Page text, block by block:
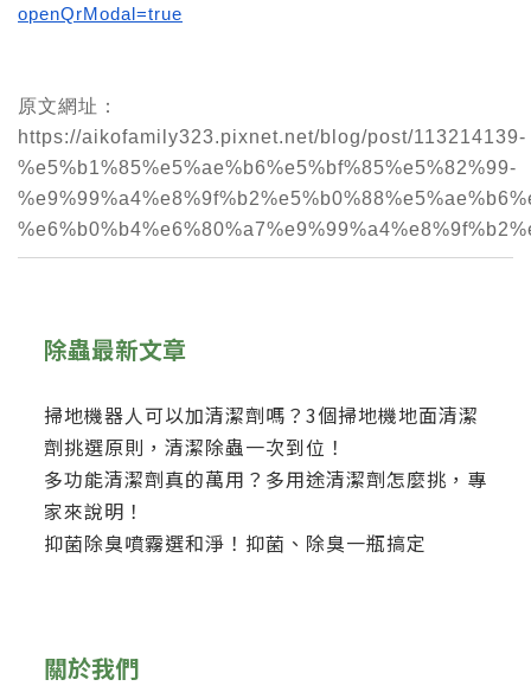
openQrModal=true
原文網址：
https://aikofamily323.pixnet.net/blog/post/113214139-
%e5%b1%85%e5%ae%b6%e5%bf%85%e5%82%99-
除蟲最新文章
掃地機器人可以加清潔劑嗎？3個掃地機地面清潔
劑挑選原則，清潔除蟲一次到位！
多功能清潔劑真的萬用？多用途清潔劑怎麼挑，專
家來說明！
抑菌除臭噴霧選和淨！抑菌、除臭一瓶搞定
關於我們